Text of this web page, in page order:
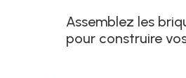
Assemblez les
pour construire